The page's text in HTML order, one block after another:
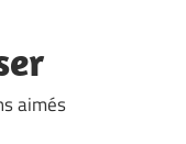
aimés